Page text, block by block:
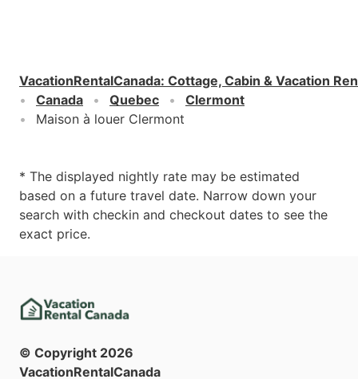
VacationRentalCanada: Cottage, Cabin & Vacation
Canada
Quebec
Clermont
Maison à louer Clermont
* The displayed nightly rate may be estimated
based on a future travel date. Narrow down your
search with checkin and checkout dates to see the
exact price.
© Copyright 2026
VacationRentalCanada